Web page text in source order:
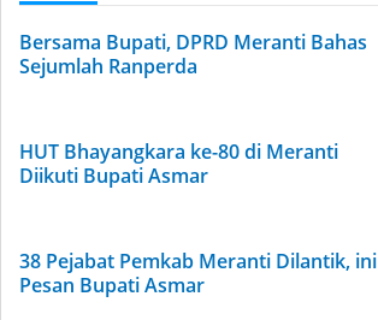
Bersama Bupati, DPRD Meranti Bahas
Sejumlah Ranperda
HUT Bhayangkara ke-80 di Meranti
Diikuti Bupati Asmar
38 Pejabat Pemkab Meranti Dilantik, ini
Pesan Bupati Asmar